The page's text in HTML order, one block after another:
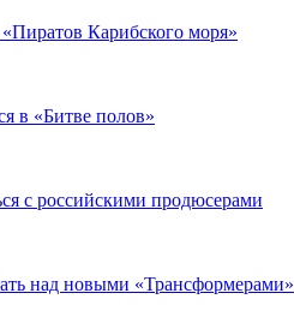
Карибского моря»
в «Битве полов»
с российскими продюсерами
над новыми «Трансформерами»